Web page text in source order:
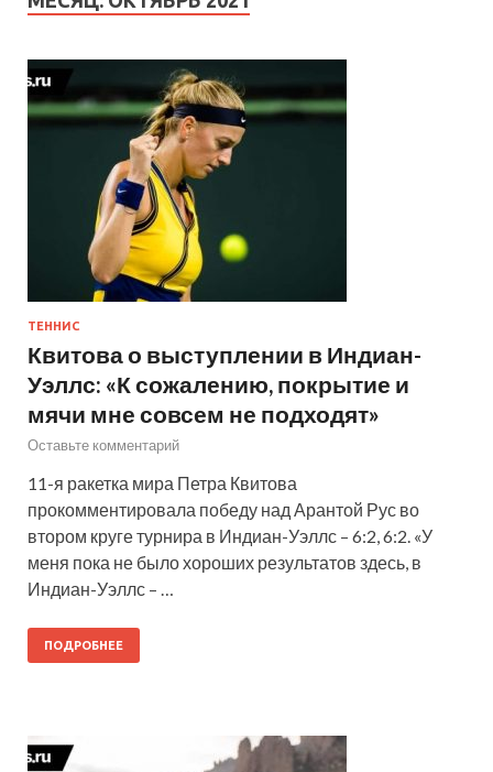
ТЕННИС
Квитова о выступлении в Индиан-
Уэллс: «К сожалению, покрытие и
мячи мне совсем не подходят»
Оставьте комментарий
11-я ракетка мира Петра Квитова
прокомментировала победу над Арантой Рус во
втором круге турнира в Индиан-Уэллс – 6:2, 6:2. «У
меня пока не было хороших результатов здесь, в
Индиан-Уэллс – …
ПОДРОБНЕЕ